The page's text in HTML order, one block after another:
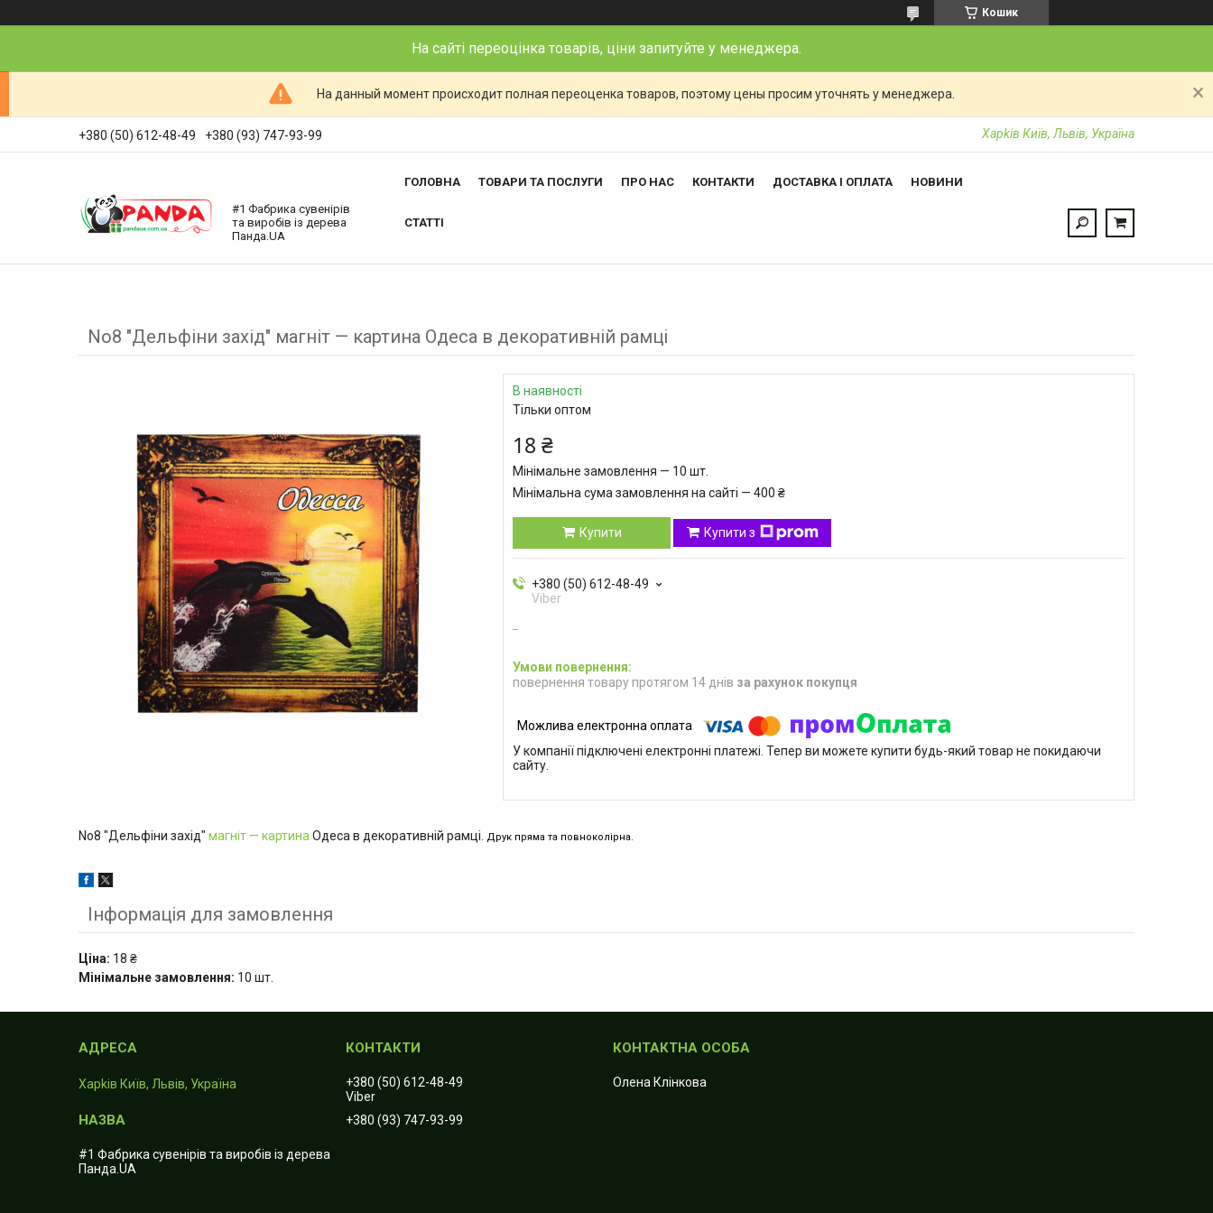
Кошик
На сайті переоцінка товарів, ціни запитуйте у менеджера.
На данный момент происходит полная переоценка товаров, поэтому цены просим уточнять у менеджера.
+380 (50) 612-48-49 +380 (93) 747-93-99 Харkiв Київ, Львів, Україна
#1 Фабрика сувенірів
та виробів із дерева
Панда.UA
ГОЛОВНА ТОВАРИ ТА ПОСЛУГИ ПРО НАС КОНТАКТИ ДОСТАВКА І ОПЛАТА НОВИНИ
СТАТТІ
No8 "Дельфіни захід" магніт — картина Одеса в декоративній рамці
В наявності
Тільки оптом
18 ₴
Мінімальне замовлення — 10 шт.
Мінімальна сума замовлення на сайті — 400 ₴
Купити Купити з
+380 (50) 612-48-49
Viber
повернення товару протягом 14 днів за рахунок покупця
У компанії підключені електронні платежі. Тепер ви можете купити будь-який товар не покидаючи
сайту.
No8 "Дельфіни захід" магніт — картинаОдеса в декоративній рамці. Друк пряма та повноколірна.
Інформація для замовлення
Ціна: 18 ₴
Мінімальне замовлення: 10 шт.
Харkiв Київ, Львів, Україна
#1 Фабрика сувенірів та виробів із дерева
Панда.UA
+380 (50) 612-48-49
Viber
+380 (93) 747-93-99
Олена Клiнкова